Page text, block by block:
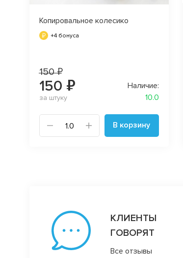
Копировальное колесико
+4 бонуса
150 ₽
150 ₽
за штуку
Наличие:
10.0
В корзину
КЛИЕНТЫ
ГОВОРЯТ
Все отзывы
уж очень далеко. А да, и ещё у вас
столкнулись в последний визит) ещё
залипает и у меня есть свобода